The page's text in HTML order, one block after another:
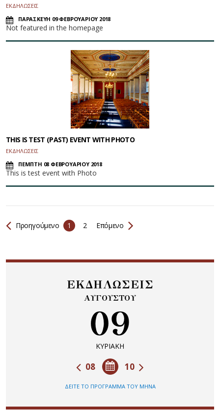
ΕΚΔΗΛΩΣΕΙΣ
ΠΑΡΑΣΚΕΥΗ 09 ΦΕΒΡΟΥΑΡΙΟΥ 2018
Not featured in the homepage
THIS IS TEST (PAST) EVENT WITH PHOTO
ΕΚΔΗΛΩΣΕΙΣ
ΠΕΜΠΤΗ 08 ΦΕΒΡΟΥΑΡΙΟΥ 2018
This is test event with Photo
Προηγούμενο 1 2 Επόμενο
ΕΚΔΗΛΩΣΕΙΣ
ΑΥΓΟΥΣΤΟΥ
09
ΚΥΡΙΑΚΗ
10
08
ΔΕΙΤΕ ΤΟ ΠΡΟΓΡΑΜΜΑ ΤΟΥ ΜΗΝΑ